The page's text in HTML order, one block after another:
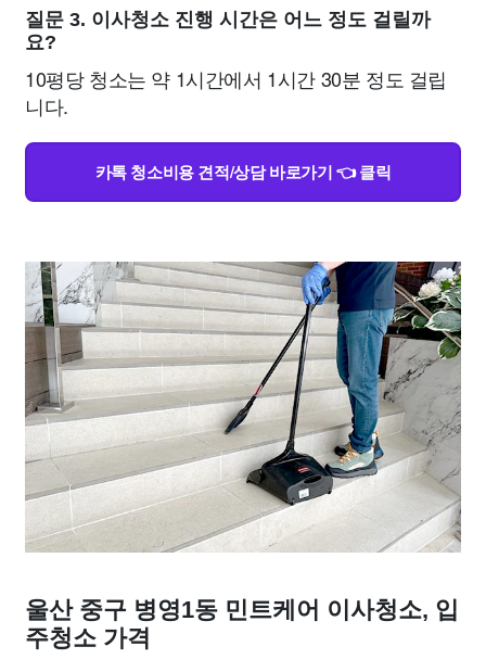
질문 3. 이사청소 진행 시간은 어느 정도 걸릴까
요?
10평당 청소는 약 1시간에서 1시간 30분 정도 걸립
니다.
카톡 청소비용 견적/상담 바로가기 👈 클릭
울산 중구 병영1동 민트케어 이사청소, 입
주청소 가격